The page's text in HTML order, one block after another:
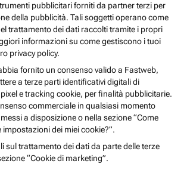
pubblicitari forniti da partner terzi per
della pubblicità. Tali soggetti operano come
trattamento dei dati raccolti tramite i propri
informazioni su come gestiscono i tuoi
privacy policy.
fornito un consenso valido a Fastweb,
a terze parti identificativi digitali di
e tracking cookie, per finalità pubblicitarie.
commerciale in qualsiasi momento
a disposizione o nella sezione “Come
dei miei cookie?”.
sul trattamento dei dati da parte delle terze
“Cookie di marketing”.